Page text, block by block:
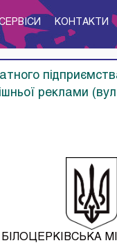
КОНТАКТИ
реклами
БІЛОЦЕРКІВСЬКА